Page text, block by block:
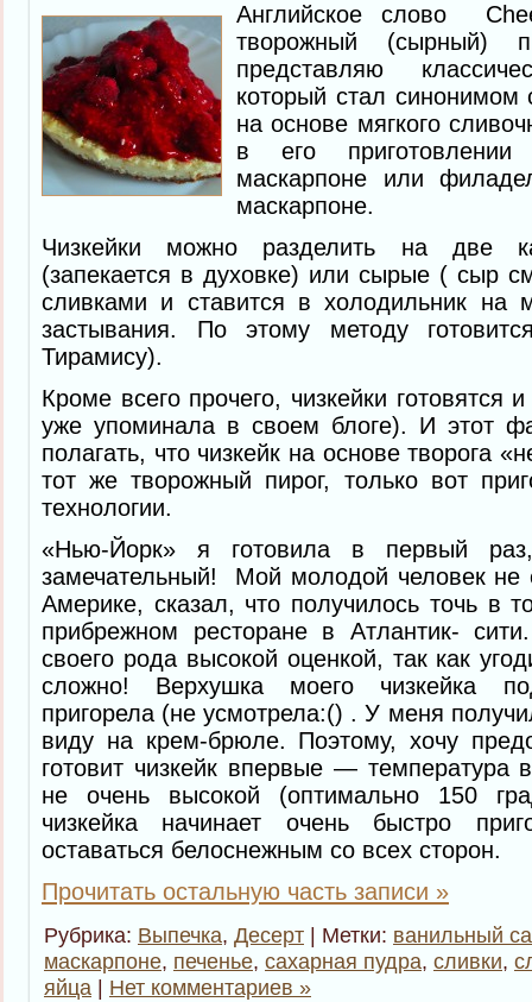
Английское слово
творожный (сырный)
представляю
который стал синонимом
на основе мягкого
в его приготовлении
маскарпоне или
маскарпоне.
Чизкейки можно разделить на две
(запекается в духовке) или сырые ( сыр
сливками и ставится в холодильник на
застывания. По этому методу
Тирамису).
Кроме всего прочего, чизкейки готовятся
уже упоминала в своем блоге). И этот
полагать, что чизкейк на основе творога
тот же творожный пирог, только вот
технологии.
«Нью-Йорк» я готовила в первый
замечательный! Мой молодой человек
Америке, сказал, что получилось точь в
прибрежном ресторане в Атлантик-
своего рода высокой оценкой, так как
сложно! Верхушка моего чизкейка
пригорела (не усмотрела:() . У меня
виду на крем-брюле. Поэтому, хочу
готовит чизкейк впервые — температура
не очень высокой (оптимально 150
чизкейка начинает очень быстро
оставаться белоснежным со всех сторон.
Прочитать остальную часть записи »
Рубрика: Выпечка, Десерт | Метки: ванильный
маскарпоне, печенье, сахарная пудра, сливки,
яйца | Нет комментариев »